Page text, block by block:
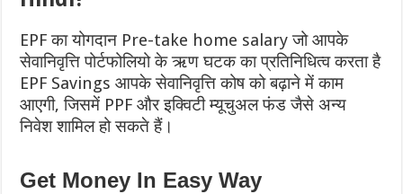
EPF का योगदान Pre-take home salary जो आपके
सेवानिवृत्ति पोर्टफोलियो के ऋण घटक का प्रतिनिधित्व करता है
EPF Savings आपके सेवानिवृत्ति कोष को बढ़ाने में काम
आएगी, जिसमें PPF और इक्विटी म्यूचुअल फंड जैसे अन्य
निवेश शामिल हो सकते हैं।
Get Money In Easy Way